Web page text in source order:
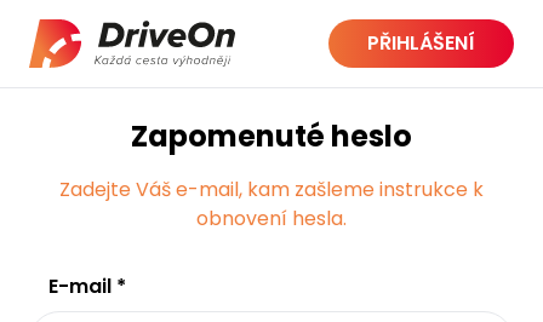
PŘIHLÁŠENÍ
Zapomenuté heslo
Zadejte Váš e-mail, kam zašleme instrukce k
obnovení hesla.
E-mail *